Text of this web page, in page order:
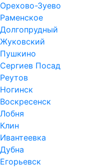
Орехово-Зуево
Раменское
Долгопрудный
Жуковский
Пушкино
Сергиев Посад
Реутов
Ногинск
Воскресенск
Лобня
Клин
Ивантеевка
Дубна
Егорьевск